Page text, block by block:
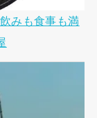
みも食事も満